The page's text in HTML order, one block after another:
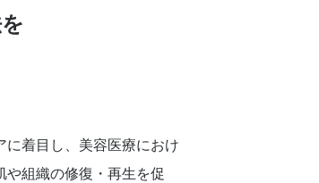
に着目し、美容医療におけ
や組織の修復・再生を促